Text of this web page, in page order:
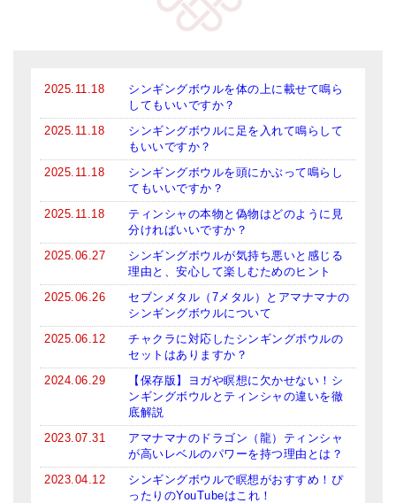
2025.11.18
シンギングボウルを体の上に載せて鳴ら
してもいいですか？
2025.11.18
シンギングボウルに足を入れて鳴らして
もいいですか？
2025.11.18
シンギングボウルを頭にかぶって鳴らし
てもいいですか？
2025.11.18
ティンシャの本物と偽物はどのように見
分ければいいですか？
2025.06.27
シンギングボウルが気持ち悪いと感じる
理由と、安心して楽しむためのヒント
2025.06.26
セブンメタル（7メタル）とアマナマナの
シンギングボウルについて
2025.06.12
チャクラに対応したシンギングボウルの
セットはありますか？
2024.06.29
【保存版】ヨガや瞑想に欠かせない！シ
ンギングボウルとティンシャの違いを徹
底解説
2023.07.31
アマナマナのドラゴン（龍）ティンシャ
が高いレベルのパワーを持つ理由とは？
2023.04.12
シンギングボウルで瞑想がおすすめ！ぴ
ったりのYouTubeはこれ！